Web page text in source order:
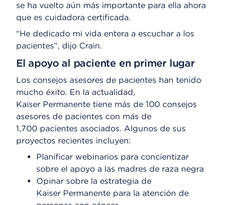
se ha vuelto aún más importante para ella ahora
que es cuidadora certificada.
“He dedicado mi vida entera a escuchar a los
pacientes”, dijo Crain.
El apoyo al paciente en primer lugar
Los consejos asesores de pacientes han tenido
mucho éxito. En la actualidad,
Kaiser Permanente tiene más de 100 consejos
asesores de pacientes con más de
1,700 pacientes asociados. Algunos de sus
proyectos recientes incluyen:
Planificar webinarios para concientizar
sobre el apoyo a las madres de raza negra
Opinar sobre la estrategia de
Kaiser Permanente para la atención de